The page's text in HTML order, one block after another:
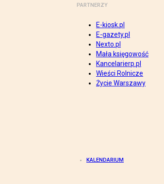
PARTNERZY
E-kiosk.pl
E-gazety.pl
Nexto.pl
Mała księgowość
Kancelarierp.pl
Wieści Rolnicze
Życie Warszawy
KALENDARIUM